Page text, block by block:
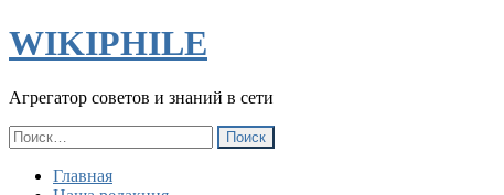
WIKIPHILE
Агрегатор советов и знаний в сети
Найти:
Главная